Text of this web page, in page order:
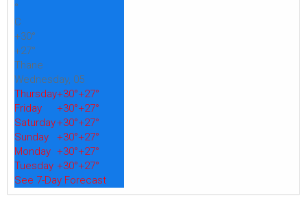
°
C
+30°
+27°
Thane
Wednesday, 05
Thursday+30°+27°
Friday
+30°+27°
Saturday+30°+27°
Sunday
+30°+27°
Monday +30°+27°
Tuesday +30°+27°
See 7-Day Forecast